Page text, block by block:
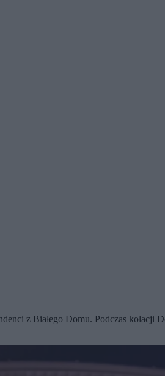
z Białego Domu. Podczas kolacji